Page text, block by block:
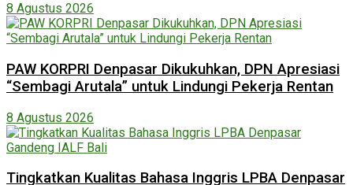
8 Agustus 2026
PAW KORPRI Denpasar Dikukuhkan, DPN Apresiasi
“Sembagi Arutala” untuk Lindungi Pekerja Rentan
8 Agustus 2026
Tingkatkan Kualitas Bahasa Inggris LPBA Denpasar